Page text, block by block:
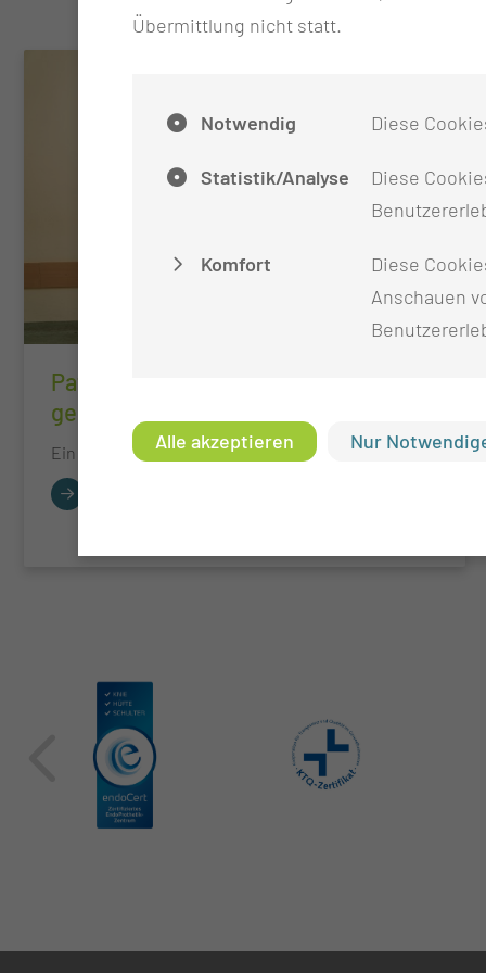
Pa­ti­en­ten­in­for­ma­ti­on zur Pri­mär­pfle­
ge
Ein Ansprechpartner für Sie und Ihre Angehörigen.
Übermittlung nicht statt.
Notwendig Diese
Statistik/Analyse
Diese
Komfort
Diese
Anschauen
Alle akzeptieren Nur